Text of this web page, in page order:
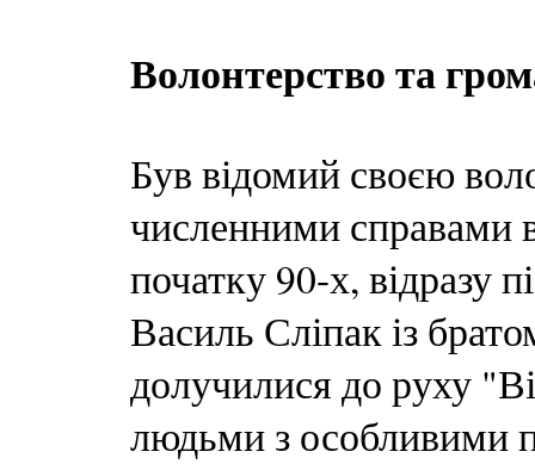
Волонтерство та
Був відомий своєю
численними справами
початку 90-х, відразу
Василь Сліпак із
долучилися до руху
людьми з особливими